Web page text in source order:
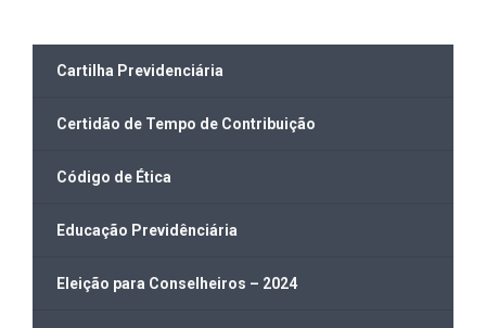
Cartilha Previdenciária
Certidão de Tempo de Contribuição
Código de Ética
Educação Previdênciária
Eleição para Conselheiros – 2024